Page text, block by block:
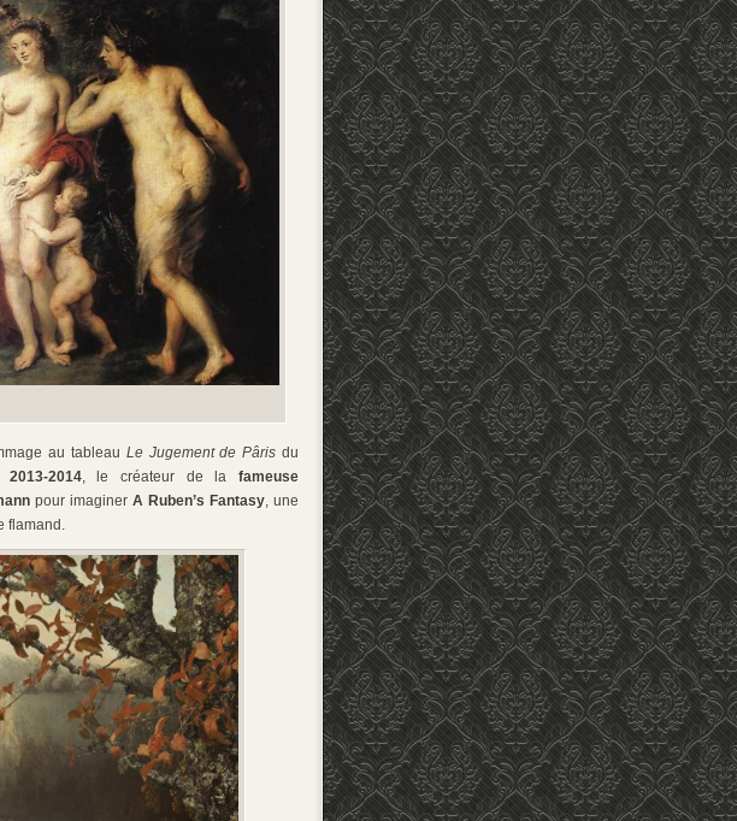
au tableau Le Jugement de Pâris du
2013-2014, le créateur de lafameuse
pour imaginer A Ruben’s Fantasy, une
flamand.